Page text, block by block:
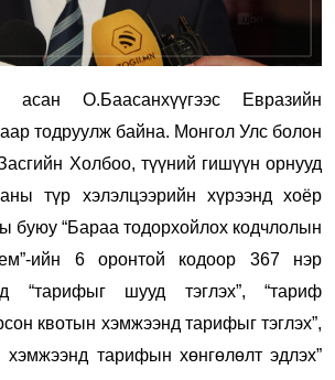
О.Баасанхүүгээс Евразийн
тодруулж байна. Монгол Улс болон
Холбоо, түүний гишүүн орнууд
түр хэлэлцээрийн хүрээнд хоёр
буюу “Бараа тодорхойлох кодчлолын
ийн 6 оронтой кодоор 367 нэр
“тарифыг шууд тэглэх”, “тариф
квотын хэмжээнд тарифыг тэглэх”,
хэмжээнд тарифын хөнгөлөлт эдлэх”